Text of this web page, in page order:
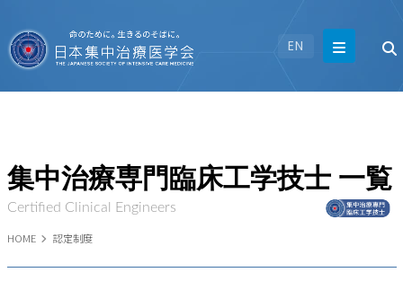
EN
HOME 認定制度
集中治療専門臨床工学技士 一覧
Certified Clinical Engineers